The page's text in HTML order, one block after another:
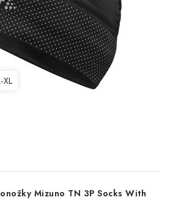
XL
Mizuno TN 3P Socks With